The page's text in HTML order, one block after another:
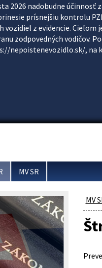
2026 nadobudne
prísnejšiu kontrolu
vozidiel z evidencie.
zodpovedných vodičov.
nepoistenevozidlo.sk/, na
MV SR
MV